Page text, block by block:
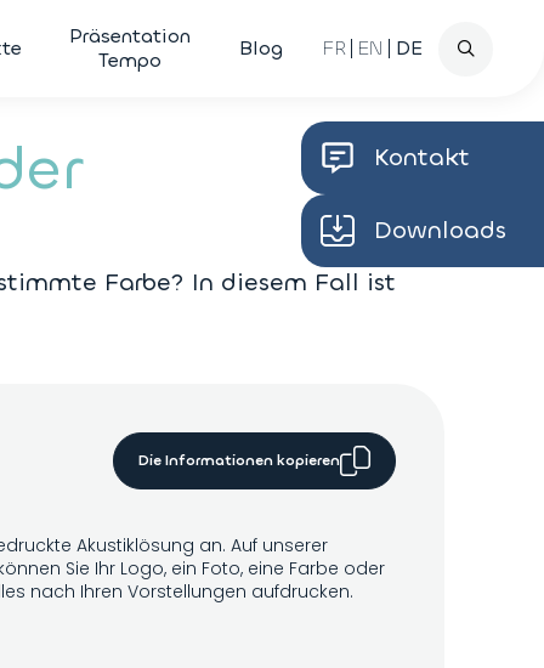
Präsentation
Tempo
Blog FR EN DE
Kontakt
Downloads
Farbe? In diesem Fall ist
Die Informationen kopieren
Akustiklösung an. Auf unserer
Sie Ihr Logo, ein Foto, eine Farbe oder
nach Ihren Vorstellungen aufdrucken.